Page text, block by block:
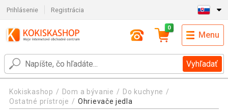
Prihlásenie Registrácia
Vyhľadať
0
Menu
Kokiskashop Dom a bývanie
Do kuchyne
Ostatné prístroje
Ohrievače jedla